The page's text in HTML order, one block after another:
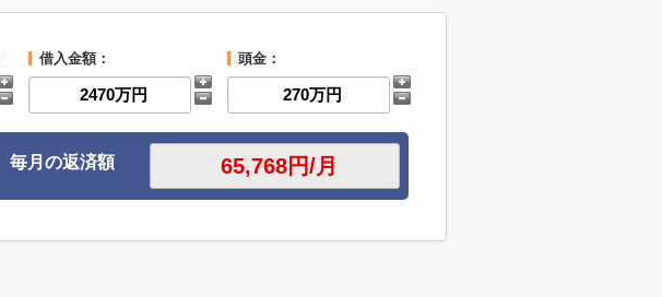
借入金額： 頭金：
毎月の返済額